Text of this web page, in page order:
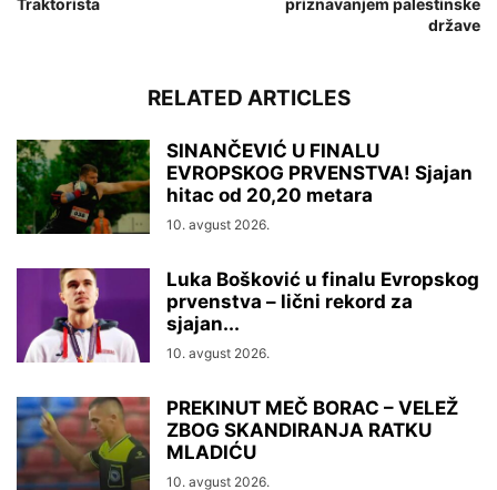
Traktorista
priznavanjem palestinske
države
RELATED ARTICLES
SINANČEVIĆ U FINALU
EVROPSKOG PRVENSTVA! Sjajan
hitac od 20,20 metara
10. avgust 2026.
Luka Bošković u finalu Evropskog
prvenstva – lični rekord za
sjajan...
10. avgust 2026.
PREKINUT MEČ BORAC – VELEŽ
ZBOG SKANDIRANJA RATKU
MLADIĆU
10. avgust 2026.